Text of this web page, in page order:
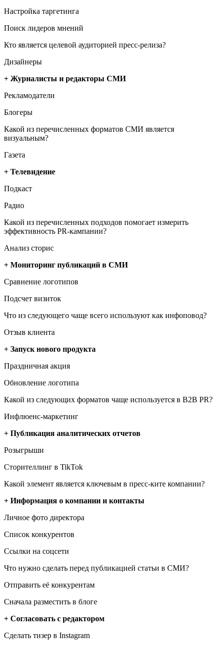
Настройка таргетинга
Поиск лидеров мнений
Кто является целевой аудиторией пресс-релиза?
Дизайнеры
+ Журналисты и редакторы СМИ
Рекламодатели
Блогеры
Какой из перечисленных форматов СМИ является
визуальным?
Газета
+ Телевидение
Подкаст
Радио
Какой из перечисленных подходов помогает измерить
эффективность PR-кампании?
Анализ сторис
+ Мониторинг публикаций в СМИ
Сравнение логотипов
Подсчет визиток
Что из следующего чаще всего используют как инфоповод?
Отзыв клиента
+ Запуск нового продукта
Праздничная акция
Обновление логотипа
Какой из следующих форматов чаще используется в B2B PR?
Инфлюенс-маркетинг
+ Публикация аналитических отчетов
Розыгрыши
Сторителлинг в TikTok
Какой элемент является ключевым в пресс-ките компании?
+ Информация о компании и контакты
Личное фото директора
Список конкурентов
Ссылки на соцсети
Что нужно сделать перед публикацией статьи в СМИ?
Отправить её конкурентам
Сначала разместить в блоге
+ Согласовать с редактором
Сделать тизер в Instagram